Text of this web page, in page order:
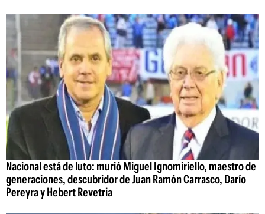
Nacional está de luto: murió Miguel Ignomiriello, maestro de
generaciones, descubridor de Juan Ramón Carrasco, Darío
Pereyra y Hebert Revetria